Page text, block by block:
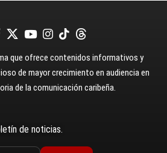
que ofrece contenidos informativos y
de mayor crecimiento en audiencia en
de la comunicación caribeña.
de noticias.